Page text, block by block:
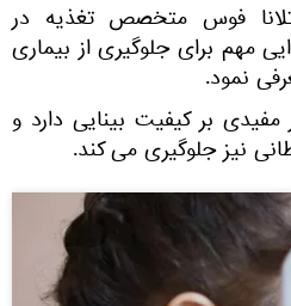
فوس متخصص تغذیه در
مهم برای جلوگیری از بیماری
نمود.
مفیدی بر کیفیت بینایی دارد و
نیز جلوگیری می کند.